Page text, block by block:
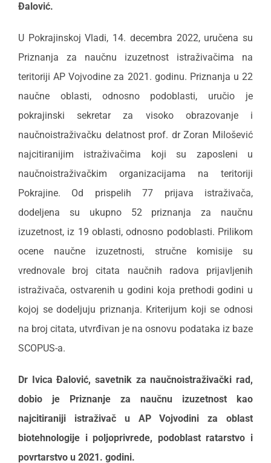
Đalović.
U Pokrajinskoj Vladi, 14. decembra 2022, uručena su
Priznanja za naučnu izuzetnost istraživačima na
teritoriji AP Vojvodine za 2021. godinu. Priznanja u 22
naučne oblasti, odnosno podoblasti, uručio je
pokrajinski sekretar za visoko obrazovanje i
naučnoistraživačku delatnost prof. dr Zoran Milošević
najcitiranijim istraživačima koji su zaposleni u
naučnoistraživačkim organizacijama na teritoriji
Pokrajine. Od prispelih 77 prijava istraživača,
dodeljena su ukupno 52 priznanja za naučnu
izuzetnost, iz 19 oblasti, odnosno podoblasti. Prilikom
ocene naučne izuzetnosti, stručne komisije su
vrednovale broj citata naučnih radova prijavljenih
istraživača, ostvarenih u godini koja prethodi godini u
kojoj se dodeljuju priznanja. Kriterijum koji se odnosi
na broj citata, utvrđivan je na osnovu podataka iz baze
SCOPUS-a.
Dr Ivica Đalović, savetnik za naučnoistraživački rad,
dobio je Priznanje za naučnu izuzetnost kao
najcitiraniji istraživač u AP Vojvodini za oblast
biotehnologije i poljoprivrede, podoblast ratarstvo i
povrtarstvo u 2021. godini.